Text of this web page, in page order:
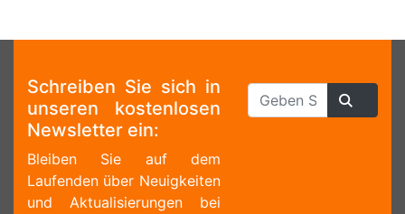
Schreiben Sie sich in
unseren kostenlosen
Newsletter ein:
Bleiben Sie auf dem
Laufenden über Neuigkeiten
und Aktualisierungen bei